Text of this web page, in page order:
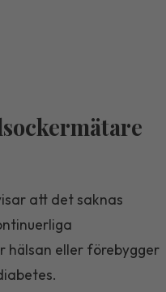
att det saknas
hälsan eller förebygger